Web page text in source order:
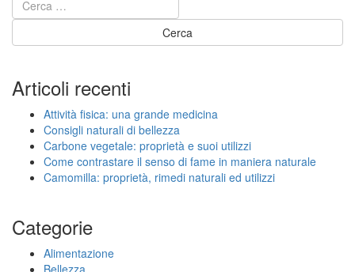
Articoli recenti
Attività fisica: una grande medicina
Consigli naturali di bellezza
Carbone vegetale: proprietà e suoi utilizzi
Come contrastare il senso di fame in maniera naturale
Camomilla: proprietà, rimedi naturali ed utilizzi
Categorie
Alimentazione
Bellezza